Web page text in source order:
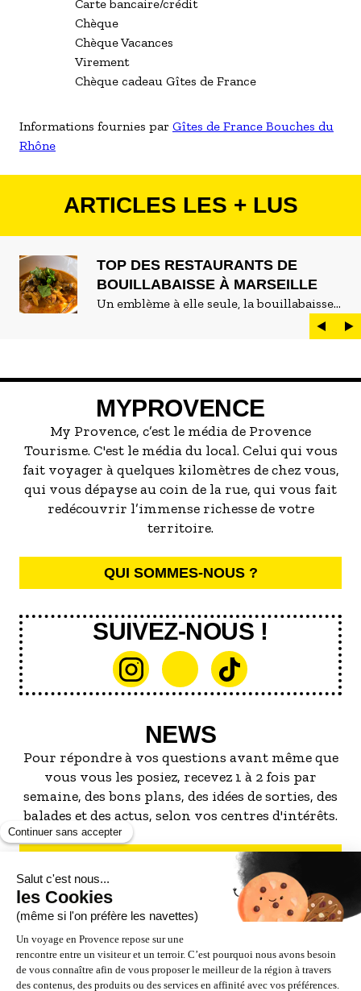
Carte bancaire/crédit
Chèque
Chèque Vacances
Virement
Chèque cadeau Gîtes de France
Informations fournies par Gîtes de France Bouches du
Rhône
ARTICLES LES + LUS
TOP DES RESTAURANTS DE
BOUILLABAISSE À MARSEILLE
Un emblème à elle seule, la bouillabaisse
est LE plat marseillais par excellence. On
peut d'ailleurs vite être submergé·e par la
servir la meilleure...
MYPROVENCE
My Provence, c’est le média de Provence
Tourisme. C'est le média du local. Celui qui vous
fait voyager à quelques kilomètres de chez vous,
qui vous dépayse au coin de la rue, qui vous fait
redécouvrir l’immense richesse de votre
territoire.
QUI SOMMES-NOUS ?
SUIVEZ-NOUS !
NEWS
Pour répondre à vos questions avant même que
vous vous les posiez, recevez 1 à 2 fois par
semaine, des bons plans, des idées de sorties, des
balades et des actus, selon vos centres d'intérêts.
S'INSCRIRE À LA NEWSLETTER
NOS PARTENAIRES